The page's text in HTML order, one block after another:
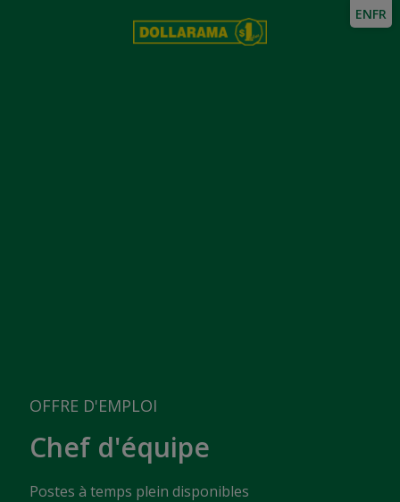
OFFRE D'EMPLOI
Chef d'équipe
Postes à temps plein disponibles
ENFR